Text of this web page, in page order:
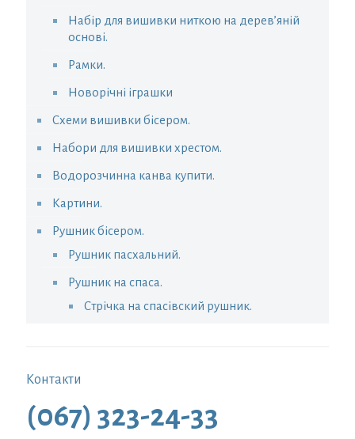
Набір для вишивки ниткою на дерев’яній
основі.
Рамки.
Новорічні іграшки
Схеми вишивки бісером.
Набори для вишивки хрестом.
Водорозчинна канва купити.
Картини.
Рушник бісером.
Рушник пасхальний.
Рушник на спаса.
Стрічка на спасівский рушник.
Контакти
(067) 323-24-33